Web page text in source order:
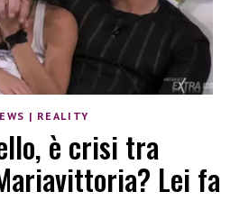
| REALITY
è crisi tra
Lei fa